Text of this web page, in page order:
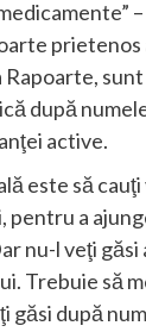
Rapoarte,
după
active.
este să
pentru a
nu-l veţi găsi
Trebuie să
găsi după